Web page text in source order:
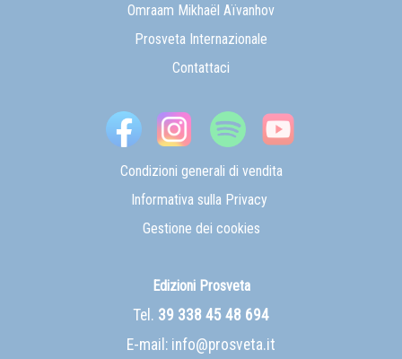
Omraam Mikhaël Aïvanhov
Prosveta Internazionale
Contattaci
Condizioni generali di vendita
Informativa sulla Privacy
Gestione dei cookies
Edizioni Prosveta
Tel. 39 338 45 48 694
E-mail: info@prosveta.it